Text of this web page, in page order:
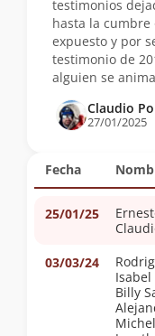
Fecha
25/01/25
03/03/24
Billy
testimonios
hasta la cumbre
expuesto y por
testimonio de
alguien se anima
Claudio
27/01/2025